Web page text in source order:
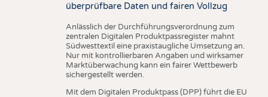
überprüfbare Daten und fairen Vollzug
Anlässlich der Durchführungsverordnung zum
zentralen Digitalen Produktpassregister mahnt
Südwesttextil eine praxistaugliche Umsetzung an.
Nur mit kontrollierbaren Angaben und wirksamer
Marktüberwachung kann ein fairer Wettbewerb
sichergestellt werden.
Mit dem Digitalen Produktpass (DPP) führt die EU